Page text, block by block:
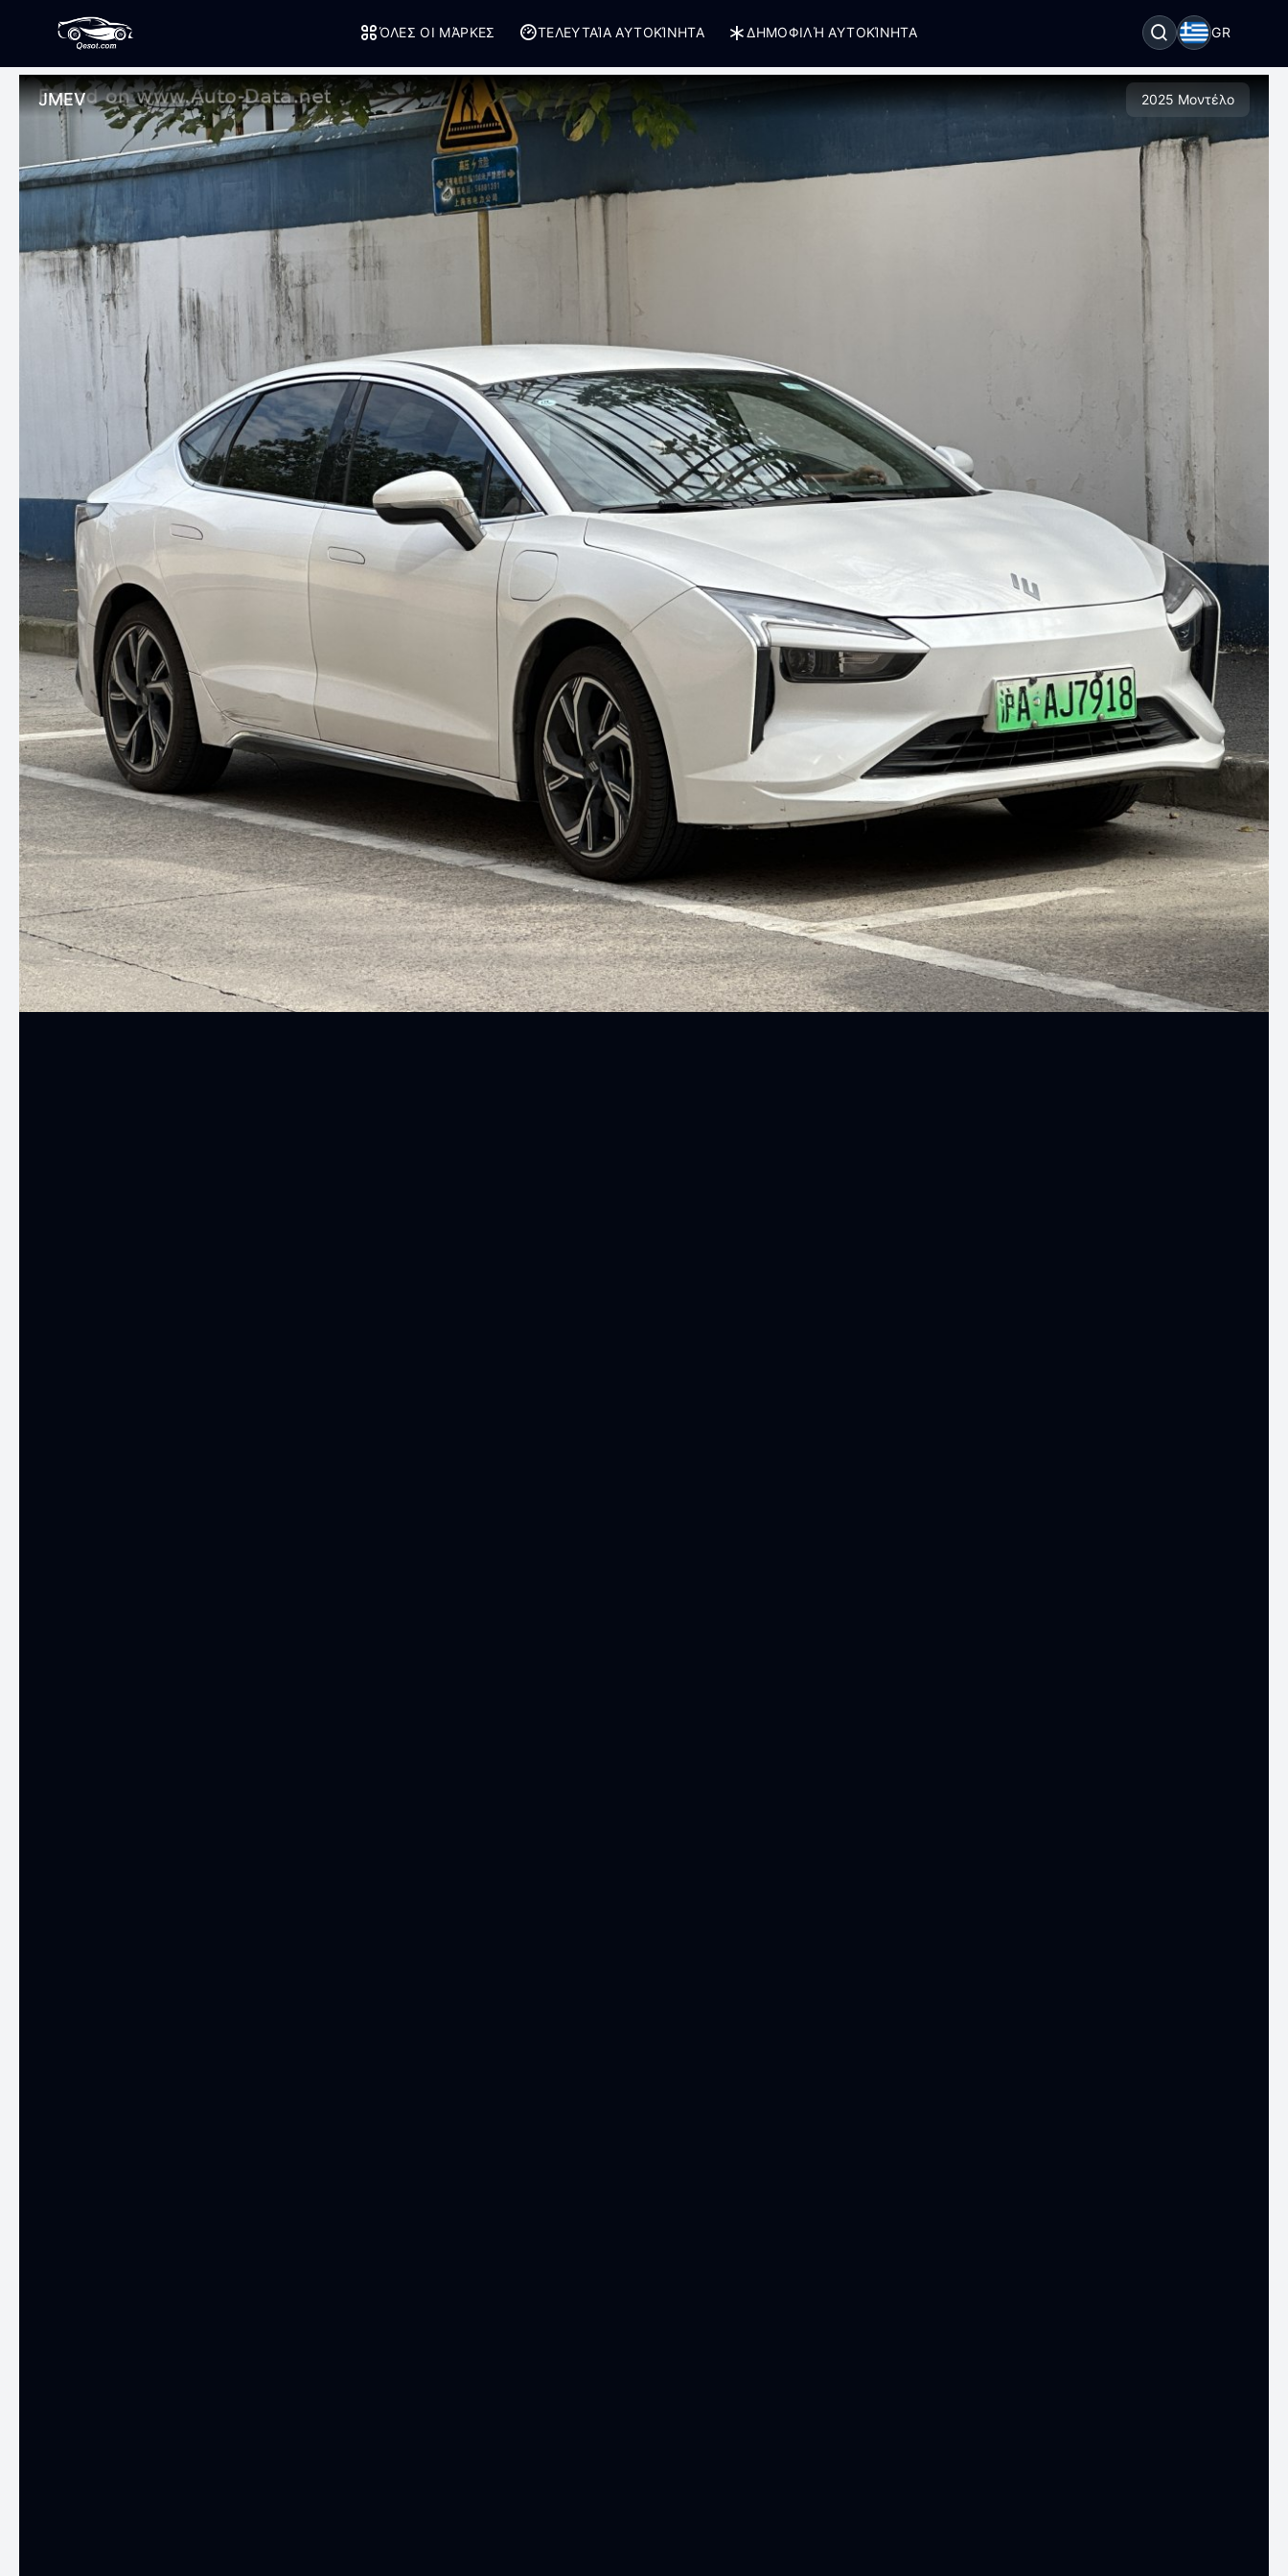
ΌΛΕΣ ΟΙ ΜΆΡΚΕΣ ΤΕΛΕΥΤΑΊΑ ΑΥΤΟΚΊΝΗΤΑ ΔΗΜΟΦΙΛΉ ΑΥΤΟΚΊΝΗΤΑ GR
JMEV 2025 Μοντέλο